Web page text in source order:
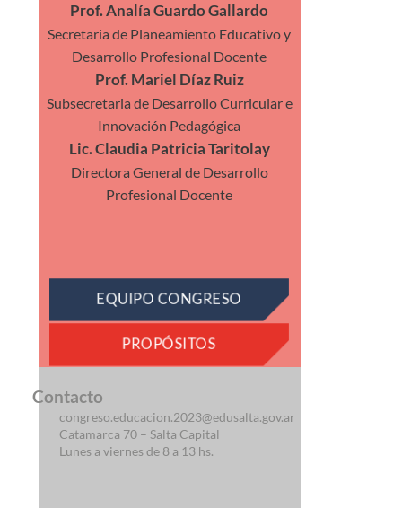
Prof. Analía Guardo Gallardo
Secretaria de Planeamiento Educativo y
Desarrollo Profesional Docente
Prof. Mariel Díaz Ruiz
Subsecretaria de Desarrollo Curricular e
Innovación Pedagógica
Lic. Claudia Patricia Taritolay
Directora General de Desarrollo
Profesional Docente
EQUIPO CONGRESO
PROPÓSITOS
Contacto
congreso.educacion.2023@edusalta.gov.ar
Catamarca 70 – Salta Capital
Lunes a viernes de 8 a 13 hs.